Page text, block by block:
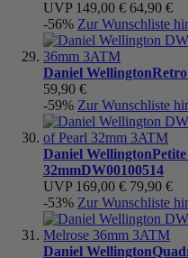
UVP 149,00 € 64,90 €
-56% Zur Wunschliste
Daniel Wellington
59,90 €
-59% Zur Wunschliste
Daniel Wellington
32mmDW00100514
UVP 169,00 € 79,90 €
-53% Zur Wunschliste
Daniel Wellington